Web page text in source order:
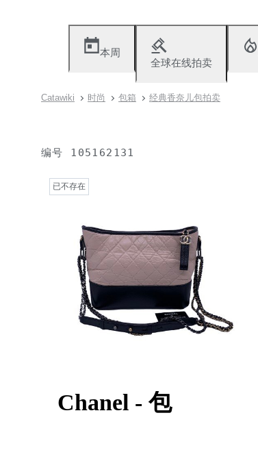
本周
全球在线拍卖
Catawiki 时尚 包箱 经典香奈儿包拍卖
编号 105162131
已不存在
Chanel - 包